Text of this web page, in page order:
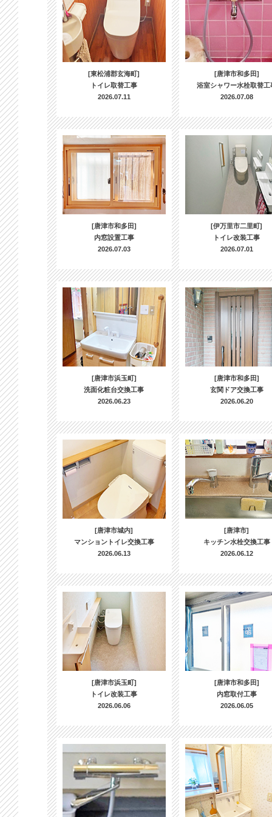
[東松浦郡玄海町]
トイレ取替工事
2026.07.11
[唐津市和多田]
浴室シャワー水栓取替工
2026.07.08
[唐津市和多田]
内窓設置工事
2026.07.03
[伊万里市二里町]
トイレ改装工事
2026.07.01
[唐津市浜玉町]
洗面化粧台交換工事
2026.06.23
[唐津市和多田]
玄関ドア交換工事
2026.06.20
[唐津市城内]
マンショントイレ交換工事
2026.06.13
[唐津市]
キッチン水栓交換工事
2026.06.12
[唐津市浜玉町]
トイレ改装工事
2026.06.06
[唐津市和多田]
内窓取付工事
2026.06.05